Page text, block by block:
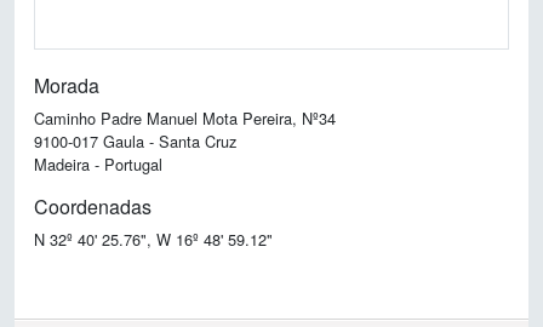
Morada
Caminho Padre Manuel Mota Pereira, Nº34
9100-017 Gaula - Santa Cruz
Madeira - Portugal
Coordenadas
N 32º 40' 25.76", W 16º 48' 59.12"